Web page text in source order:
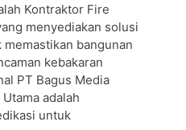
Kontraktor Fire
menyediakan solusi
bangunan
kebakaran
PT Bagus Media
adalah
untuk